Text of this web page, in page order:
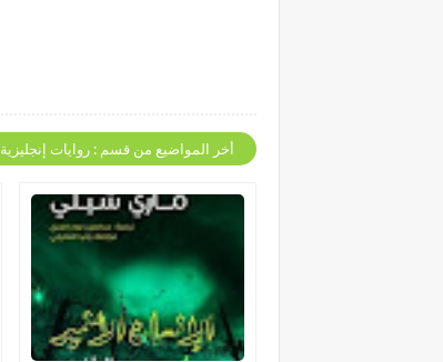
أخر المواضيع من قسم : روايات إنجليزية